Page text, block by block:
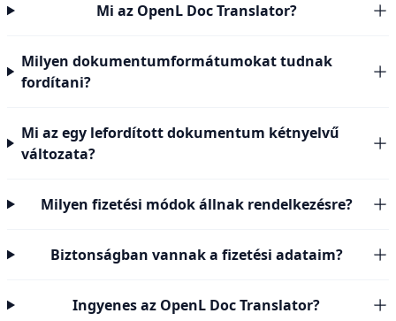
Mi az OpenL Doc Translator?
Milyen dokumentumformátumokat tudnak
fordítani?
Mi az egy lefordított dokumentum kétnyelvű
változata?
Milyen fizetési módok állnak rendelkezésre?
Biztonságban vannak a fizetési adataim?
Ingyenes az OpenL Doc Translator?